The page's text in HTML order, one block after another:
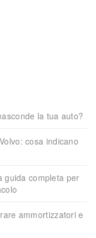
la tua auto?
cosa indicano
guida completa per
ammortizzatori e